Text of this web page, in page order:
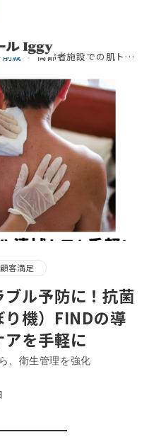
削減 高齢者施設での肌トラブル予防に！抗菌タオル製造機（おしぼり機）FINDの導入で乾燥防止や清拭ケアを手軽に
顧客満足
ル予防に！抗菌
り機）FINDの導
を手軽に
、衛生管理を強化